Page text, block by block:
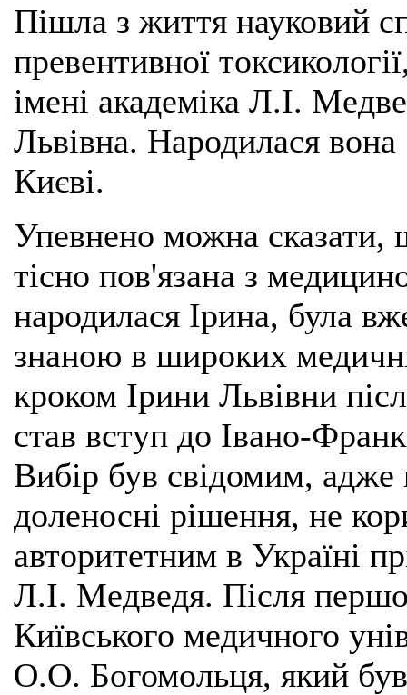
Пішла з життя науковий
превентивної
імені академіка Л.І.
Львівна. Народилася вона
Києві.
Упевнено можна сказати,
тісно пов'язана з
народилася Ірина, була
знаною в широких
кроком Ірини Львівни
став вступ до Івано-
Вибір був свідомим,
доленосні рішення, не
авторитетним в Україні
Л.І. Медведя. Після
Київського медичного
О.О. Богомольця, який був